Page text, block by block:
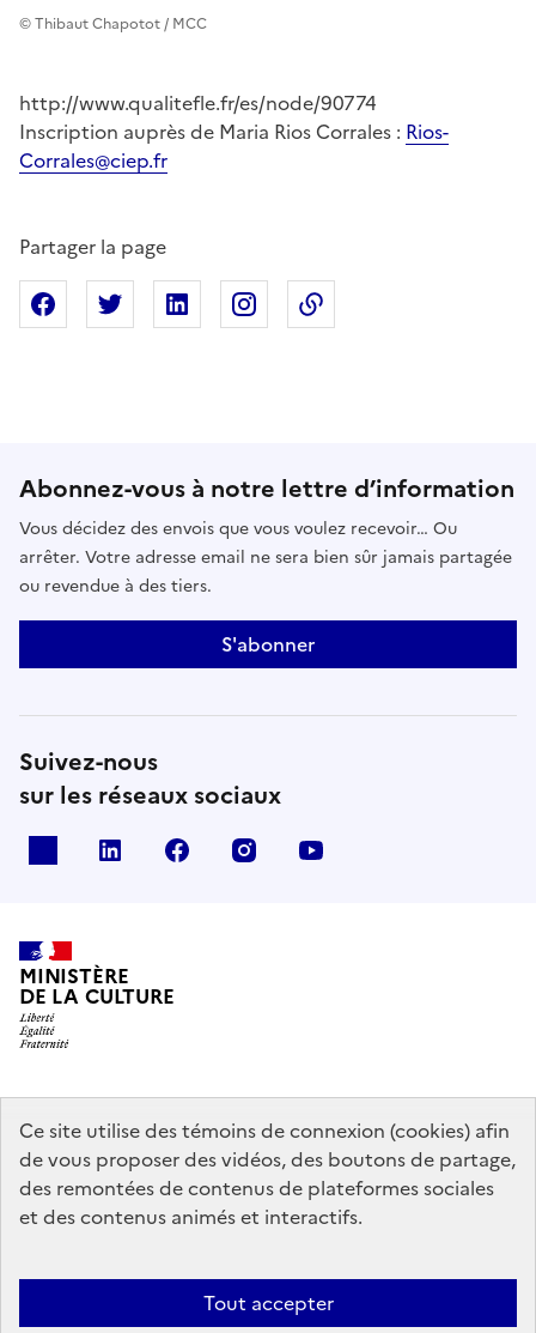
Ce site utilise des témoins de connexion (cookies) afin
de vous proposer des vidéos, des boutons de partage,
des remontées de contenus de plateformes sociales
et des contenus animés et interactifs.
Tout accepter
© Thibaut Chapotot / MCC
http://www.qualitefle.fr/es/node/90774
Inscription auprès de Maria Rios Corrales : Rios-
Corrales@ciep.fr
Partager la page
Partager sur Facebook
Partager sur XPartager sur Linkedin
Partager sur Instagram
Abonnez-vous à notre lettre d’information
Vous décidez des envois que vous voulez recevoir… Ou
arrêter. Votre adresse email ne sera bien sûr jamais partagée
ou revendue à des tiers.
S'abonner
Suivez-nous
sur les réseaux sociaux
linkedin facebook instagram
MINISTÈRE
DE LA CULTURE
data.gouv.fr legifrance.gouv.fr
info.gouv.fr
service-public.gouv.fr
Mentions légales Accessibilité : partiellement conforme
Politique
d’utilisation des témoins de connexion (cookies)